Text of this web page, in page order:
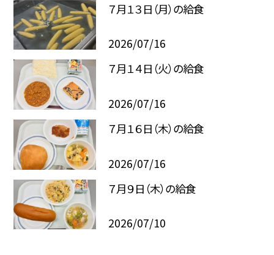
７月１３日（月）の給食
2026/07/16
７月１４日（火）の給食
2026/07/16
７月１６日（木）の給食
2026/07/16
７月９日（木）の給食
2026/07/10